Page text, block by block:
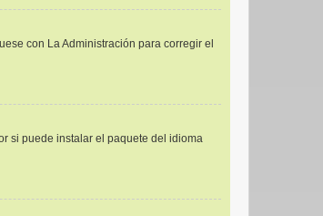
con La Administración para corregir el
si puede instalar el paquete del idioma